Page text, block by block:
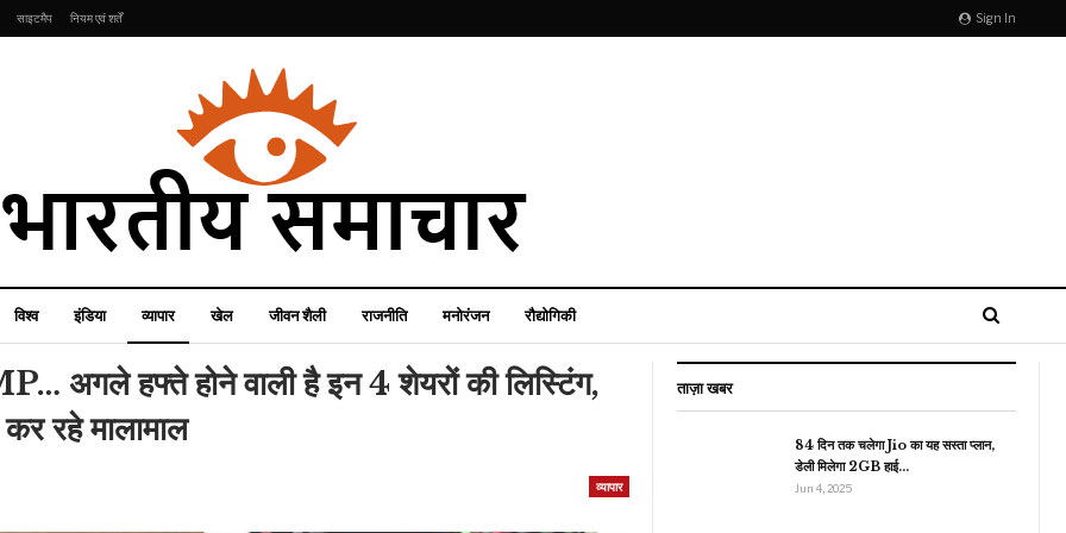
Sign In
साइटमैप नियम एवं शर्तें
विश्व इंडिया व्यापार खेल जीवन शैली राजनीति मनोरंजन रौद्योगिकी
अगले हफ्ते होने वाली है इन 4 शेयरों की लिस्टिंग,
रहे मालामाल
व्यापार
ताज़ा खबर
84 दिन तक चलेगा Jio का यह सस्ता प्लान,
डेली मिलेगा 2GB हाई…
Jun 4, 2025
मनोरंजन